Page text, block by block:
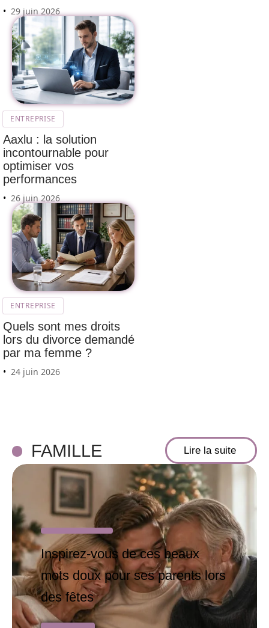
29 juin 2026
ENTREPRISE
Aaxlu : la solution
incontournable pour
optimiser vos
performances
26 juin 2026
ENTREPRISE
Quels sont mes droits
lors du divorce demandé
par ma femme ?
24 juin 2026
FAMILLE Lire la suite
Inspirez-vous de ces beaux
mots doux pour ses parents lors
des fêtes